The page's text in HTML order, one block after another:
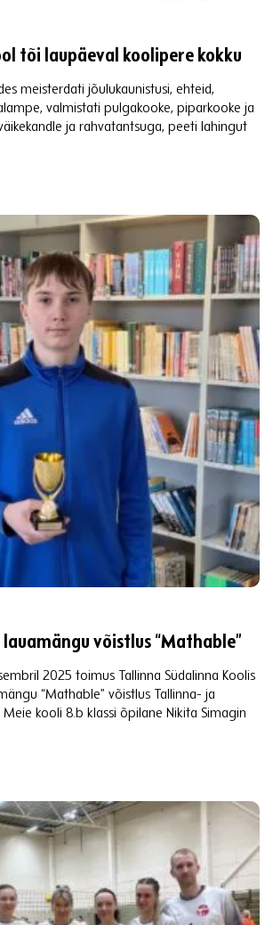
tõi laupäeval koolipere kokku
meisterdati jõulukaunistusi, ehteid,
valmistati pulgakooke, piparkooke ja
ja rahvatantsuga, peeti lahingut
võistlus “Mathable”
2025 toimus Tallinna Südalinna Koolis
“Mathable” võistlus Tallinna- ja
kooli 8.b klassi õpilane Nikita Simagin